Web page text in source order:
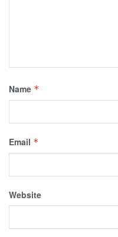
Name *
Email *
Website